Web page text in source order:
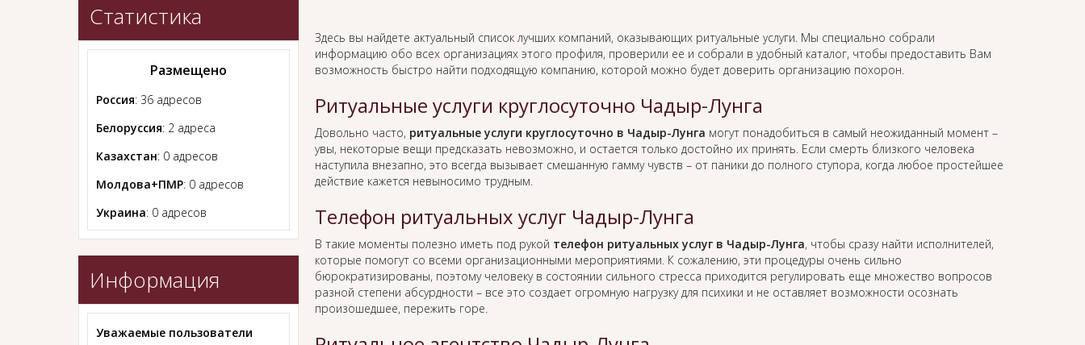
Здесь вы найдете актуальный список лучших компаний, оказывающих ритуальные услуги. Мы специально собрали
информацию обо всех организациях этого профиля, проверили ее и собрали в удобный каталог, чтобы предоставить Вам
возможность быстро найти подходящую компанию, которой можно будет доверить организацию похорон.
Ритуальные услуги круглосуточно Чадыр-Лунга
Довольно часто, ритуальные услуги круглосуточно в Чадыр-Лунга могут понадобиться в самый неожиданный момент –
увы, некоторые вещи предсказать невозможно, и остается только достойно их принять. Если смерть близкого человека
наступила внезапно, это всегда вызывает смешанную гамму чувств – от паники до полного ступора, когда любое простейшее
действие кажется невыносимо трудным.
Телефон ритуальных услуг Чадыр-Лунга
В такие моменты полезно иметь под рукой телефон ритуальных услуг в Чадыр-Лунга, чтобы сразу найти исполнителей,
которые помогут со всеми организационными мероприятиями. К сожалению, эти процедуры очень сильно
бюрократизированы, поэтому человеку в состоянии сильного стресса приходится регулировать еще множество вопросов
разной степени абсурдности – все это создает огромную нагрузку для психики и не оставляет возможности осознать
произошедшее, пережить горе.
Статистика
Размещено
Россия: 36 адресов
Белоруссия: 2 адреса
Казахстан: 0 адресов
Молдова+ПМР: 0 адресов
Украина: 0 адресов
Информация
Уважаемые пользователи